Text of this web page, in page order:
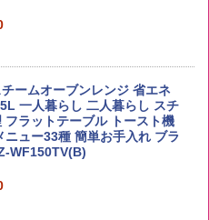
価格】ももたろう印 無洗米 5
あきたこまちブレンド 無洗
トル
だし麺 千葉県産はまぐりだ
めん 108g×10袋 保存食 備蓄
ームオーブンレンジ 省エネ
一人暮らし 二人暮らし スチ
フラットテーブル トースト機
ニュー33種 簡単お手入れ ブラ
WF150TV(B)